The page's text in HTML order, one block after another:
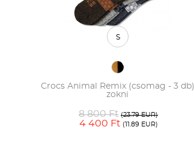
Crocs Animal Remix (csomag - 3 db)
zokni
8 800 Ft (23.79 EUR)
4 400 Ft (11.89 EUR)
S